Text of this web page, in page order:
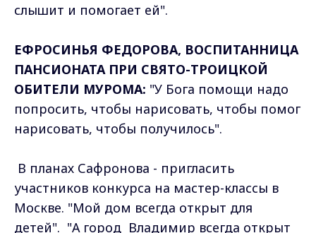
слышит и помогает ей".
ЕФРОСИНЬЯ ФЕДОРОВА, ВОСПИТАННИЦА
ПАНСИОНАТА ПРИ СВЯТО-ТРОИЦКОЙ
ОБИТЕЛИ МУРОМА: "У Бога помощи надо
попросить, чтобы нарисовать, чтобы помог
нарисовать, чтобы получилось".
В планах Сафронова - пригласить
участников конкурса на мастер-классы в
Москве. "Мой дом всегда открыт для
детей". "А город Владимир всегда открыт